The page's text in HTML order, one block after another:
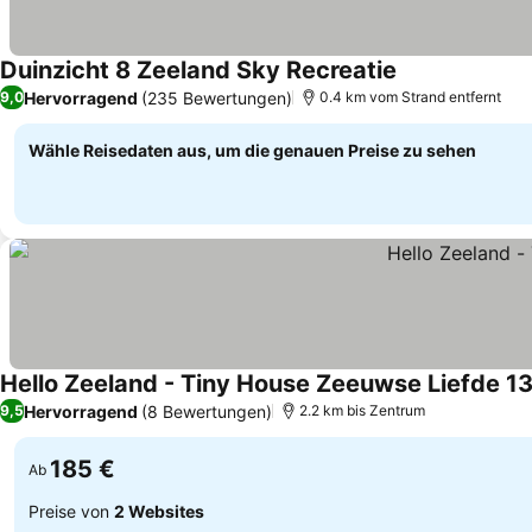
Duinzicht 8 Zeeland Sky Recreatie
9,0Hervorragend (235 Bewertungen) 0.4 km vom Strand entfernt
Wähle Reisedaten aus, um die genauen Preise zu sehen
Hello Zeeland - Tiny House Zeeuwse Liefde 13
9,5Hervorragend (8 Bewertungen) 2.2 km bis Zentrum
Ab 185 €
Preise von 2 Websites